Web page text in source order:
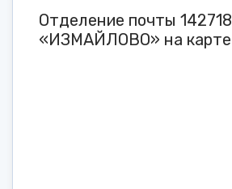
Отделение почты 142718
«ИЗМАЙЛОВО» на карте